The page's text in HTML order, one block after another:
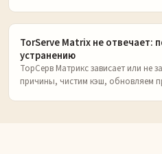
TorServe Matrix не отвечает:
устранению
ТорСерв Матрикс зависает или не
причины, чистим кэш, обновляем